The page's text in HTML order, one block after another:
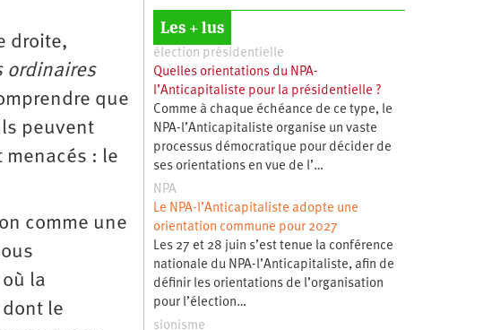
droite,
ordinaires
que
peuvent
menacés : le
comme une
la
le
Les + lus
élection présidentielle
Quelles orientations du NPA-
l’Anticapitaliste pour la présidentielle ?
Comme à chaque échéance de ce type, le
NPA-l’Anticapitaliste organise un vaste
processus démocratique pour décider de
ses orientations en vue de l’…
NPA
Le NPA-l’Anticapitaliste adopte une
orientation commune pour 2027
Les 27 et 28 juin s’est tenue la conférence
nationale du NPA-l’Anticapitaliste, afin de
définir les orientations de l’organisation
pour l’élection…
sionisme